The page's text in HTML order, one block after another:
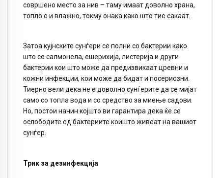
совршено место за нив – таму имаат доволно храна,
топло е и влажно, токму онака како што тие сакаат.
Затоа кујнските сунѓери се полни со бактерии како
што се салмонела, ешерихија, листерија и други
бактерии кои што може да предизвикаат цревни и
кожни инфекции, кои може да бидат и посериозни.
Тиерно вели дека не е доволно сунѓерите да се мијат
само со топла вода и со средство за миење садови.
Но, постои начин којшто ви гарантира дека ќе се
ослободите од бактериите коишто живеат на вашиот
сунѓер.
Трик за дезинфекција